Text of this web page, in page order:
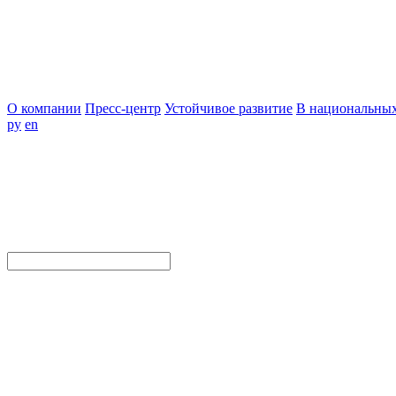
О компании Пресс-центр Устойчивое развитие В
ру en